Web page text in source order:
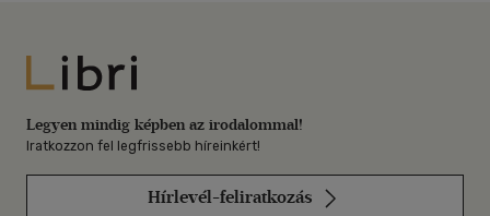
Libri
Legyen mindig képben az irodalommal!
Iratkozzon fel legfrissebb híreinkért!
Hírlevél-feliratkozás